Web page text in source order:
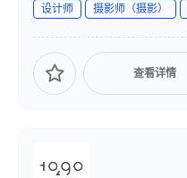
设计师 摄影师（摄影）
查看详情